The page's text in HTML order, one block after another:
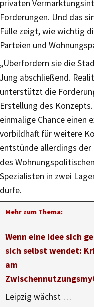
privaten
Forderungen. Und das
Fülle zeigt, wie wichtig
Parteien und
„Überfordern sie die
Jung abschließend.
unterstützt die
Erstellung des
einmalige Chance einen
vorbildhaft für weitere
entstünde allerdings der
des
Spezialisten in zwei
dürfe.
Mehr zum Thema:
Wenn eine Idee sich
sich selbst wendet:
am
Leipzig wächst …